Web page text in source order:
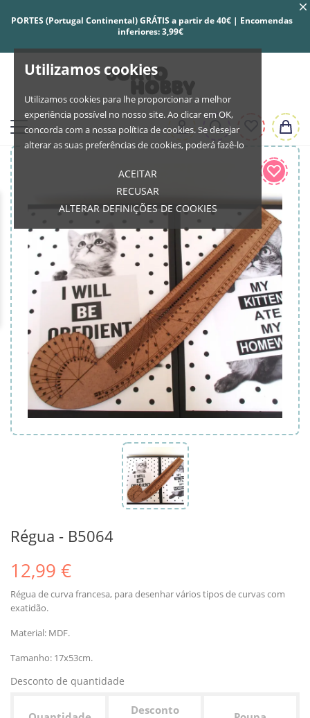
Utilizamos cookies
Utilizamos cookies para lhe proporcionar a melhor
experiência possível no nosso site. Ao clicar em OK,
concorda com a nossa política de cookies. Se desejar
alterar as suas preferências de cookies, poderá fazê-lo
ACEITAR
RECUSAR
ALTERAR DEFINIÇÕES DE COOKIES
PORTES (Portugal Continental) GRÁTIS a partir de 40€ | Encomendas
inferiores: 3,99€
Régua - B5064
12,99 €
Régua de curva francesa, para desenhar vários tipos de curvas com
exatidão.
Material: MDF.
Tamanho: 17x53cm.
Desconto de quantidade
Desconto